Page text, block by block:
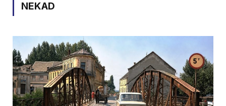
NEKAD